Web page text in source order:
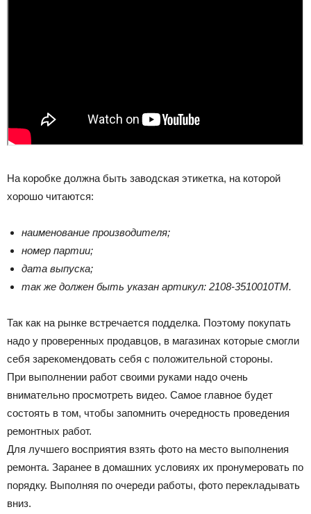
На коробке должна быть заводская этикетка, на которой
хорошо читаются:
наименование производителя;
номер партии;
дата выпуска;
так же должен быть указан артикул: 2108-3510010ТМ.
Так как на рынке встречается подделка. Поэтому покупать
надо у проверенных продавцов, в магазинах которые смогли
себя зарекомендовать себя с положительной стороны.
При выполнении работ своими руками надо очень
внимательно просмотреть видео. Самое главное будет
состоять в том, чтобы запомнить очередность проведения
ремонтных работ.
Для лучшего восприятия взять фото на место выполнения
ремонта. Заранее в домашних условиях их пронумеровать по
порядку. Выполняя по очереди работы, фото перекладывать
вниз.